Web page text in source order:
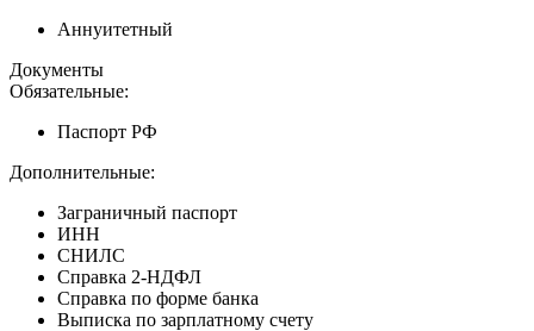
Аннуитетный
Документы
Обязательные:
Паспорт РФ
Дополнительные:
Заграничный паспорт
ИНН
СНИЛС
Справка 2-НДФЛ
Справка по форме банка
Выписка по зарплатному счету